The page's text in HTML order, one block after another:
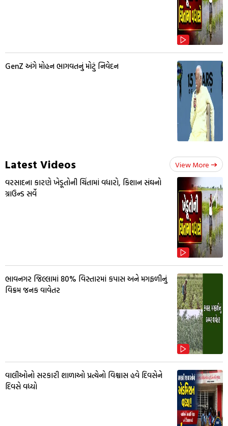
GenZ અંગે મોહન ભાગવતનું મોટું નિવેદન
Latest Videos View More
વરસાદના કારણે ખેડૂતોની ચિંતામાં વધારો, કિશાન સંઘનો
ગ્રાઉન્ડ સર્વે
ભાવનગર જિલ્લામાં 80% વિસ્તારમાં કપાસ અને મગફળીનું
વિક્રમ જનક વાવેતર
વાલીઓનો સરકારી શાળાઓ પ્રત્યેનો વિશ્વાસ હવે દિવસેને
દિવસે વધ્યો